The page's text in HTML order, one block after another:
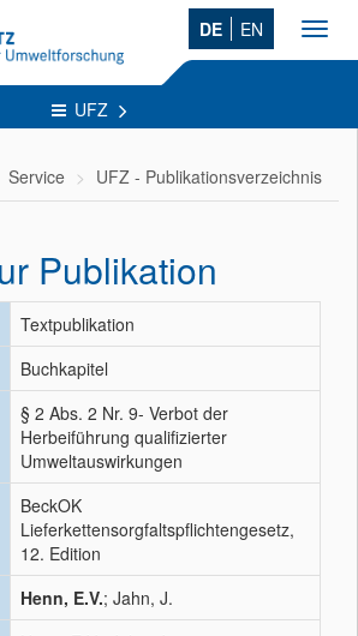
DE EN
UFZ
Service UFZ - Publikationsverzeichnis
Publikation
Textpublikation
Buchkapitel
§ 2 Abs. 2 Nr. 9- Verbot der
Herbeiführung qualifizierter
Umweltauswirkungen
BeckOK
Lieferkettensorgfaltspflichtengesetz,
12. Edition
Henn, E.V.; Jahn, J.